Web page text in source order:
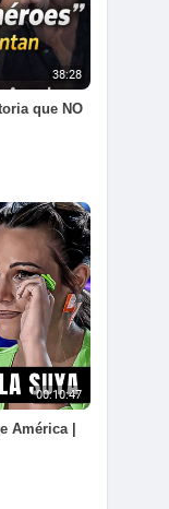
38:28
que NO
00:10:47
América |